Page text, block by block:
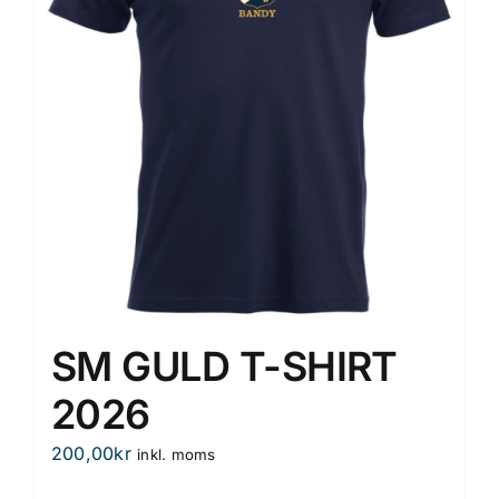
SM GULD T-SHIRT
2026
200,00kr inkl. moms